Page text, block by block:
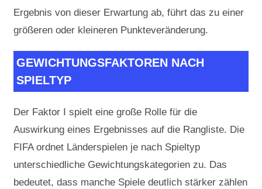
Ergebnis von dieser Erwartung ab, führt das zu einer
größeren oder kleineren Punkteveränderung.
GEWICHTUNGSFAKTOREN NACH
SPIELTYP
Der Faktor I spielt eine große Rolle für die
Auswirkung eines Ergebnisses auf die Rangliste. Die
FIFA ordnet Länderspielen je nach Spieltyp
unterschiedliche Gewichtungskategorien zu. Das
bedeutet, dass manche Spiele deutlich stärker zählen